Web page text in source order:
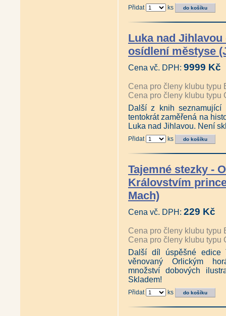
Přidat ks
Luka nad
osídlení městyse
Cena vč. DPH: 9999 Kč
Cena pro členy klubu typu
Cena pro členy klubu typu
Další z knih
tentokrát zaměřená na
Luka nad Jihlavou. Není
Přidat ks
Tajemné stezky -
Královstvím
Mach)
Cena vč. DPH: 229 Kč
Cena pro členy klubu typu
Cena pro členy klubu typu
Další díl úspěšné edice
věnovaný Orlickým
množství dobových
Skladem!
Přidat ks